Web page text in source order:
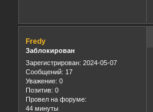
Fredy
Заблокирован
Зарегистрирован: 2024-05-07
Сообщений: 17
Уважение: 0
Позитив: 0
Провел на форуме:
44 минуты